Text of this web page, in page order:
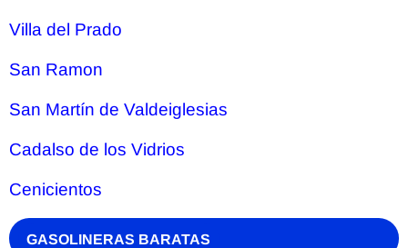
Villa del Prado
San Ramon
San Martín de Valdeiglesias
Cadalso de los Vidrios
Cenicientos
GASOLINERAS BARATAS